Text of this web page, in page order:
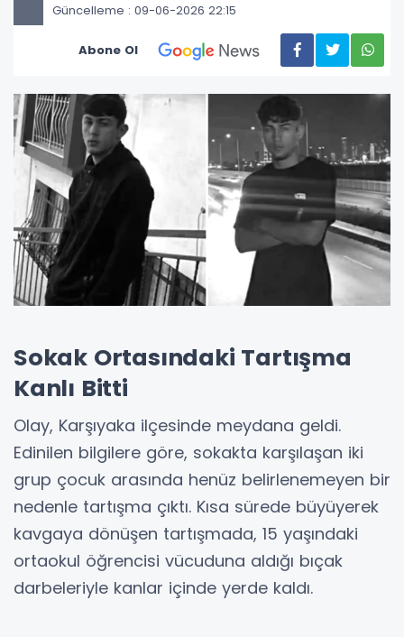
Güncelleme : 09-06-2026 22:15
Abone Ol
Sokak Ortasındaki Tartışma
Kanlı Bitti
Olay, Karşıyaka ilçesinde meydana geldi.
Edinilen bilgilere göre, sokakta karşılaşan iki
grup çocuk arasında henüz belirlenemeyen bir
nedenle tartışma çıktı. Kısa sürede büyüyerek
kavgaya dönüşen tartışmada, 15 yaşındaki
ortaokul öğrencisi vücuduna aldığı bıçak
darbeleriyle kanlar içinde yerde kaldı.